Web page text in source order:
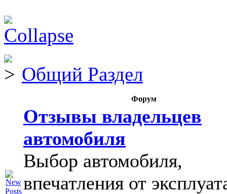
Общий Раздел
Форум
Отзывы владельцев
автомобиля
Выбор автомобиля,
впечатления от